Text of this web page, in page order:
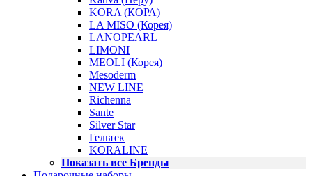
KORA (КОРА)
LA MISO (Корея)
LANOPEARL
LIMONI
MEOLI (Корея)
Mesoderm
NEW LINE
Richenna
Sante
Silver Star
Гельтек
KORALINE
Показать все Бренды